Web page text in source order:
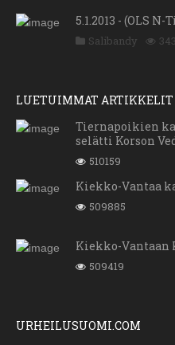
5.1.2013 - (OLS
Salibandy
LUETUIMMAT ARTIKKELIT
Tiernapoikien
selätti Korson
510159
Kiekko-Vantaa
509885
Kiekko-
509419
URHEILUSUOMI.COM